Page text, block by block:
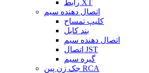
رابط XT
اتصال دهنده سیم
کلیپ تمساح
بند کابل
اتصال دهنده سیم
اتصال JST
گیره سیم
جک زن پین RCA